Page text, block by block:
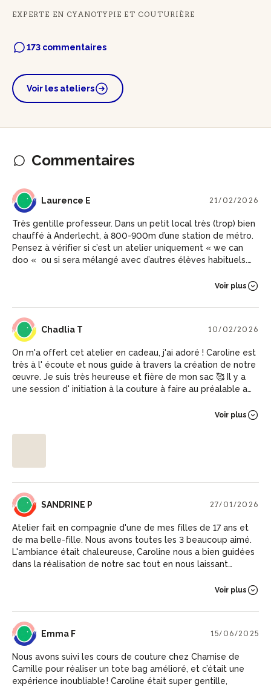
EXPERTE EN CYANOTYPIE ET COUTURIÈRE
173 commentaires
Voir les ateliers
Commentaires
LE Laurence E 21/02/2026
Très gentille professeur. Dans un petit local très (trop) bien
chauffé à Anderlecht, à 800-900m d’une station de métro.
Pensez à vérifier si c’est un atelier uniquement « we can
doo « ou si sera mélangé avec d’autres élèves habituels.
cas 12.50 alors que le cours n’a commencé qu’à 13h35. Le
bien expliquée et vous recevez une feuille avec les
instructions si vous la demandez. Dans mon cas, choix entre
3-4 tissus .
Voir plus
CT Chadlia T 10/02/2026
On m'a offert cet atelier en cadeau, j'ai adoré ! Caroline est
très à l' écoute et nous guide à travers la création de notre
œuvre. Je suis très heureuse et fière de mon sac 🥰 Il y a
une session d' initiation à la couture à faire au préalable afin
Voir plus
SP SANDRINE P 27/01/2026
Atelier fait en compagnie d'une de mes filles de 17 ans et
de ma belle-fille. Nous avons toutes les 3 beaucoup aimé.
L'ambiance était chaleureuse, Caroline nous a bien guidées
dans la réalisation de notre sac tout en nous laissant
moment, nous avons appris quelques astuces couture et
Voir plus
EF Emma F 15/06/2025
Nous avons suivi les cours de couture chez Chamise de
Camille pour réaliser un tote bag amélioré, et c’était une
expérience inoubliable ! Caroline était super gentille,